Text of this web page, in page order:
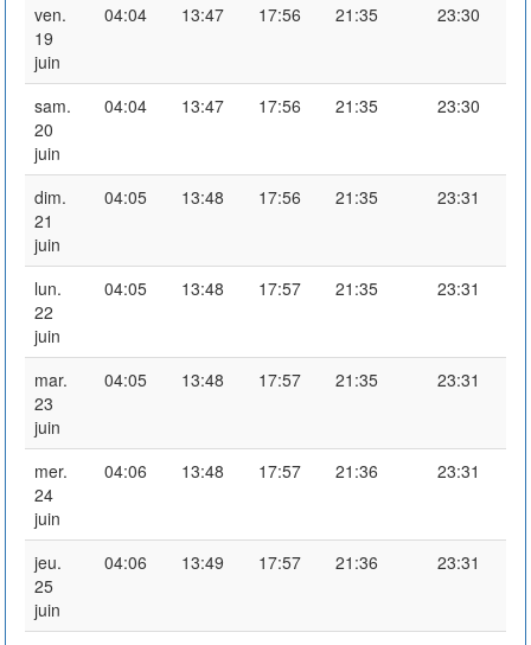
ven.
19
juin
04:04 13:47 17:56 21:35 23:30
sam.
20
juin
04:04 13:47 17:56 21:35 23:30
dim.
21
juin
04:05 13:48 17:56 21:35 23:31
lun.
22
juin
04:05 13:48 17:57 21:35 23:31
mar.
23
juin
04:05 13:48 17:57 21:35 23:31
mer.
24
juin
04:06 13:48 17:57 21:36 23:31
jeu.
25
juin
04:06 13:49 17:57 21:36 23:31